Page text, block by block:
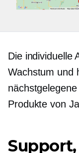
Die individuelle
Wachstum und
Produkte von